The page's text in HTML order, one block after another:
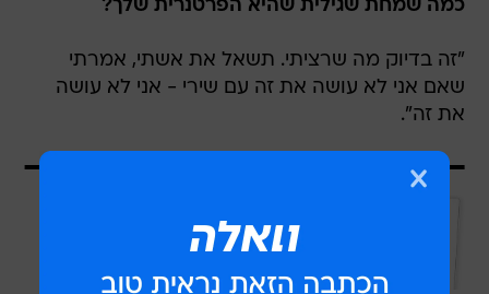
כמה שמחת שגילית שהיא הפרטנרית שלך?
"זה בדיוק מה שרציתי. תשאל את אשתי, אמרתי
שאם אני לא עושה את זה עם שירי - אני לא עושה
את זה".
השאלון שיעשה לכם סדר - מי המפלגה
שהכי מתאימה לעמדות שלכם?
לכתבה המלאה